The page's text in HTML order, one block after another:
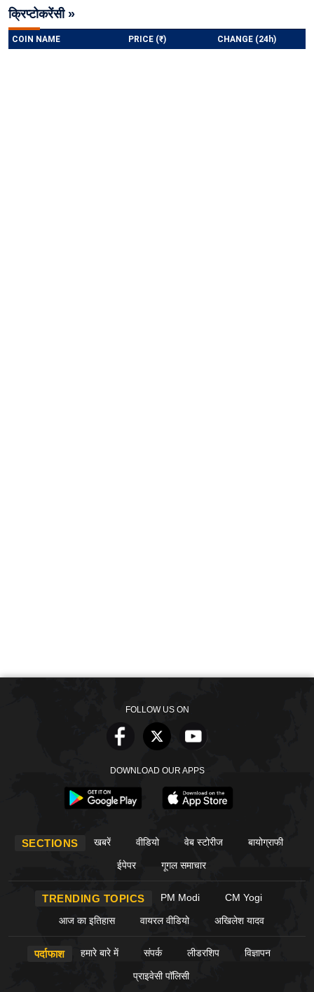
क्रिप्टोकरेंसी »
FOLLOW US ON
DOWNLOAD OUR APPS
SECTIONS खबरें वीडियो वेब स्टोरीज बायोग्राफी
ईपेपर गूगल समाचार
TRENDING TOPICS PM Modi CM Yogi
आज का इतिहास वायरल वीडियो अखिलेश यादव
पर्दाफाश हमारे बारे में संपर्क लीडरशिप विज्ञापन
प्राइवेसी पॉलिसी